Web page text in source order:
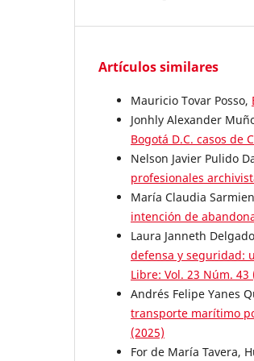
Artículos similares
Mauricio Tovar Posso,
Jonhly Alexander
Bogotá D.C. casos de
Nelson Javier Pulido
profesionales
María Claudia
intención de
Laura Janneth
defensa y seguridad:
Libre: Vol. 23 Núm. 43
Andrés Felipe Yanes
transporte marítimo
(2025)
For de María Tavera,